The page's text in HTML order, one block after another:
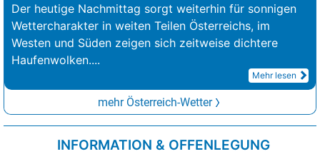
Der heutige Nachmittag sorgt weiterhin für sonnigen
Wettercharakter in weiten Teilen Österreichs, im
Westen und Süden zeigen sich zeitweise dichtere
Haufenwolken....
Mehr lesen
mehr Österreich-Wetter
INFORMATION & OFFENLEGUNG